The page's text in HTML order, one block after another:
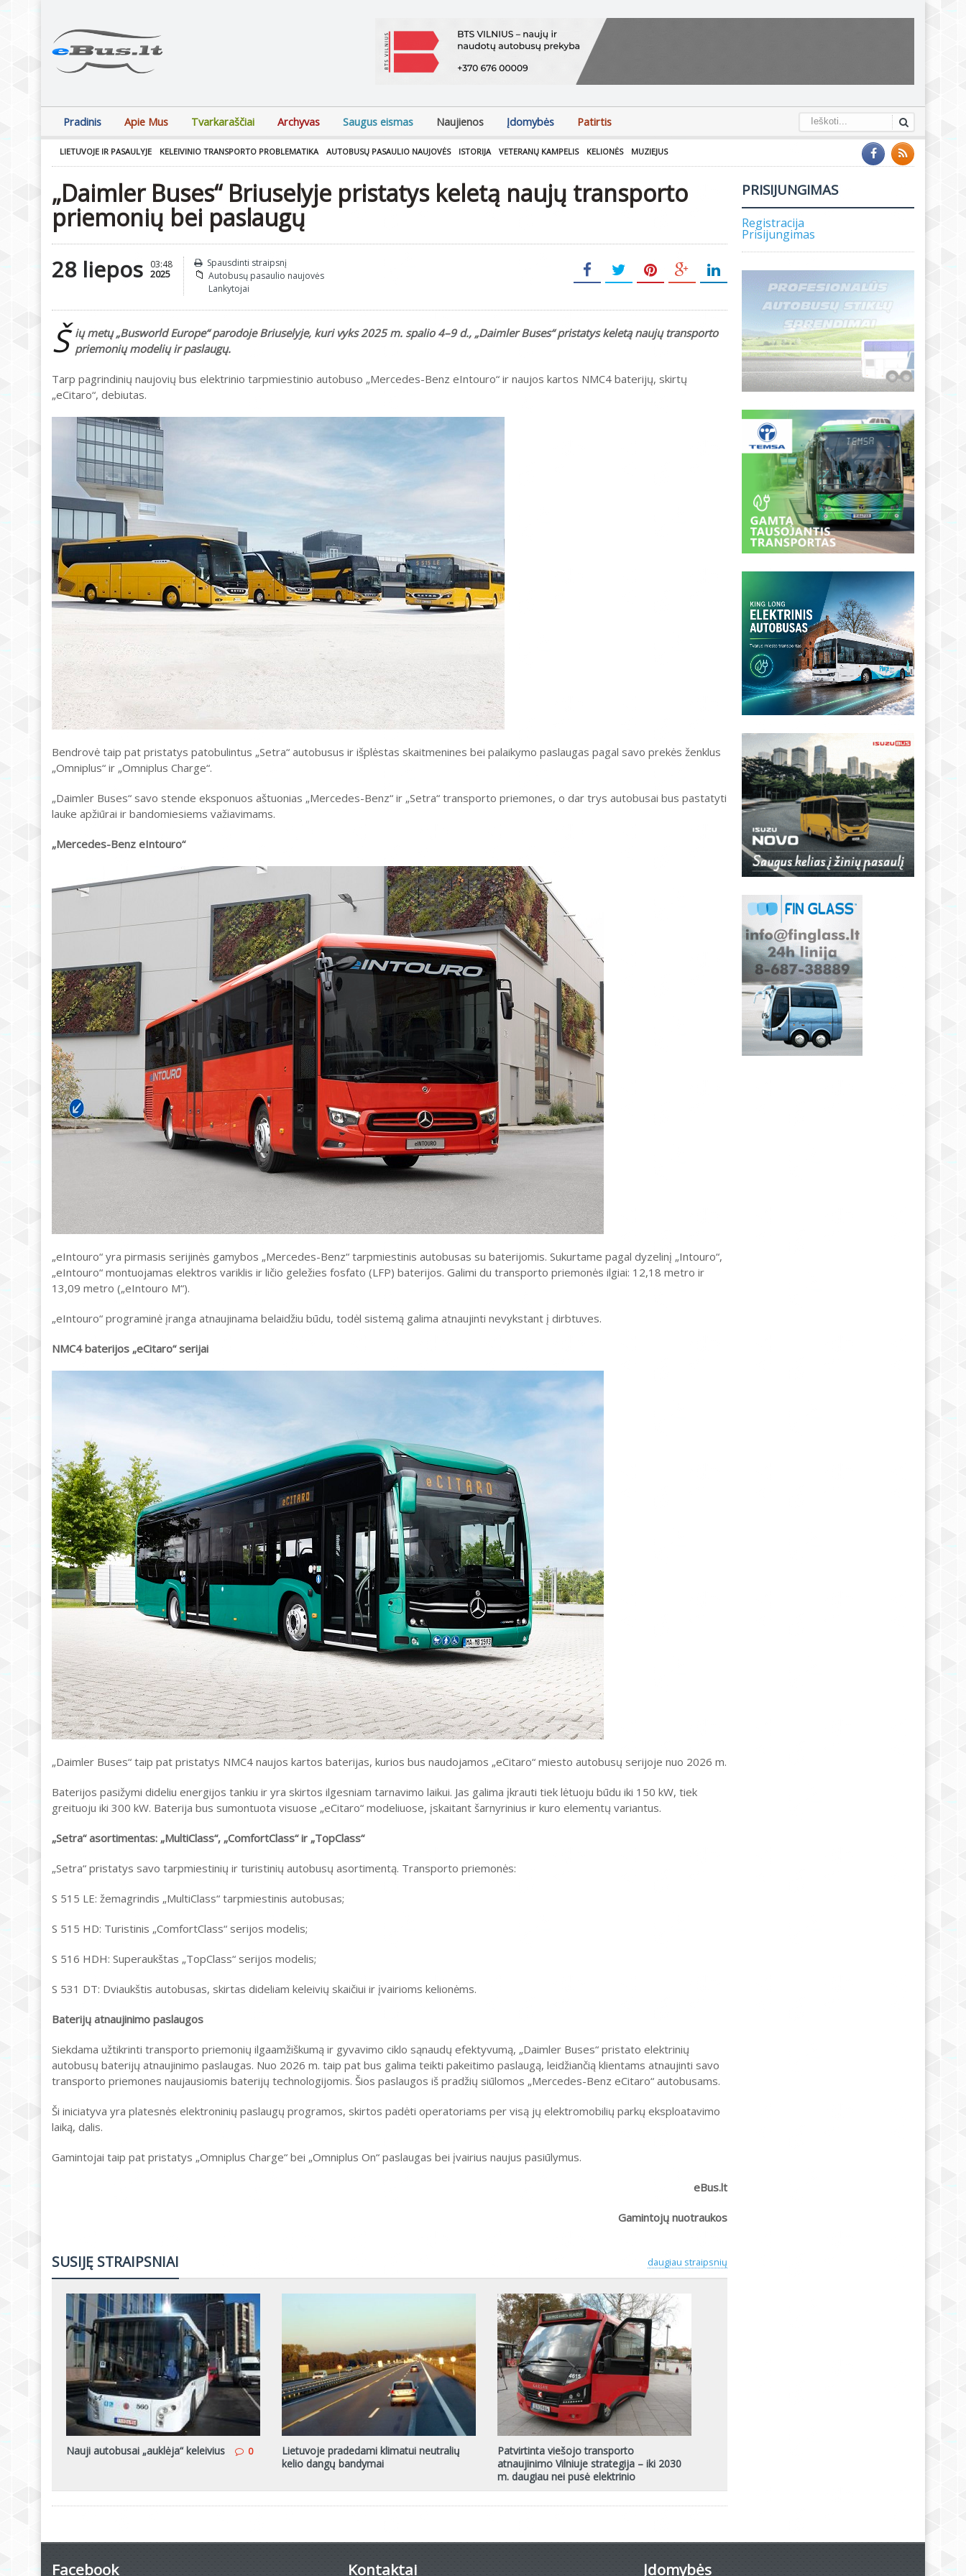
Pradinis Apie Mus Tvarkaraščiai Archyvas Saugus eismas Naujienos Įdomybės Patirtis
LIETUVOJE IR PASAULYJE KELEIVINIO TRANSPORTO PROBLEMATIKA AUTOBUSŲ PASAULIO NAUJOVĖS ISTORIJA VETERANŲ KAMPELIS KELIONĖS MUZIEJUS
„Daimler Buses“ Briuselyje pristatys keletą naujų transporto
priemonių bei paslaugų
28 liepos 03:48
2025
Spausdinti straipsnį
Autobusų pasaulio naujovės
Lankytojai
Š ių metų „Busworld Europe“ parodoje Briuselyje, kuri vyks 2025 m. spalio 4–9 d., „Daimler Buses“ pristatys keletą naujų transporto
priemonių modelių ir paslaugų.
Tarp pagrindinių naujovių bus elektrinio tarpmiestinio autobuso „Mercedes-Benz eIntouro“ ir naujos kartos NMC4 baterijų, skirtų
„eCitaro“, debiutas.
Bendrovė taip pat pristatys patobulintus „Setra“ autobusus ir išplėstas skaitmenines bei palaikymo paslaugas pagal savo prekės ženklus
„Omniplus“ ir „Omniplus Charge“.
„Daimler Buses“ savo stende eksponuos aštuonias „Mercedes-Benz“ ir „Setra“ transporto priemones, o dar trys autobusai bus pastatyti
lauke apžiūrai ir bandomiesiems važiavimams.
„Mercedes-Benz eIntouro“
„eIntouro“ yra pirmasis serijinės gamybos „Mercedes-Benz“ tarpmiestinis autobusas su baterijomis. Sukurtame pagal dyzelinį „Intouro“,
„eIntouro“ montuojamas elektros variklis ir ličio geležies fosfato (LFP) baterijos. Galimi du transporto priemonės ilgiai: 12,18 metro ir
13,09 metro („eIntouro M“).
„eIntouro“ programinė įranga atnaujinama belaidžiu būdu, todėl sistemą galima atnaujinti nevykstant į dirbtuves.
NMC4 baterijos „eCitaro“ serijai
„Daimler Buses“ taip pat pristatys NMC4 naujos kartos baterijas, kurios bus naudojamos „eCitaro“ miesto autobusų serijoje nuo 2026 m.
Baterijos pasižymi dideliu energijos tankiu ir yra skirtos ilgesniam tarnavimo laikui. Jas galima įkrauti tiek lėtuoju būdu iki 150 kW, tiek
greituoju iki 300 kW. Baterija bus sumontuota visuose „eCitaro“ modeliuose, įskaitant šarnyrinius ir kuro elementų variantus.
„Setra“ asortimentas: „MultiClass“, „ComfortClass“ ir „TopClass“
„Setra“ pristatys savo tarpmiestinių ir turistinių autobusų asortimentą. Transporto priemonės:
S 515 LE: žemagrindis „MultiClass“ tarpmiestinis autobusas;
S 515 HD: Turistinis „ComfortClass“ serijos modelis;
S 516 HDH: Superaukštas „TopClass“ serijos modelis;
S 531 DT: Dviaukštis autobusas, skirtas dideliam keleivių skaičiui ir įvairioms kelionėms.
Baterijų atnaujinimo paslaugos
Siekdama užtikrinti transporto priemonių ilgaamžiškumą ir gyvavimo ciklo sąnaudų efektyvumą, „Daimler Buses“ pristato elektrinių
autobusų baterijų atnaujinimo paslaugas. Nuo 2026 m. taip pat bus galima teikti pakeitimo paslaugą, leidžiančią klientams atnaujinti savo
transporto priemones naujausiomis baterijų technologijomis. Šios paslaugos iš pradžių siūlomos „Mercedes-Benz eCitaro“ autobusams.
Ši iniciatyva yra platesnės elektroninių paslaugų programos, skirtos padėti operatoriams per visą jų elektromobilių parkų eksploatavimo
laiką, dalis.
Gamintojai taip pat pristatys „Omniplus Charge“ bei „Omniplus On“ paslaugas bei įvairius naujus pasiūlymus.
eBus.lt
Gamintojų nuotraukos
daugiau straipsnių
SUSIJĘ STRAIPSNIAI
Nauji autobusai „auklėja“ keleivius 0
Lietuvoje pradedami klimatui neutralių
kelio dangų bandymai
Patvirtinta viešojo transporto
atnaujinimo Vilniuje strategija – iki 2030
m. daugiau nei pusė elektrinio
PRISIJUNGIMAS
Registracija
Prisijungimas
Facebook Kontaktai Įdomybės